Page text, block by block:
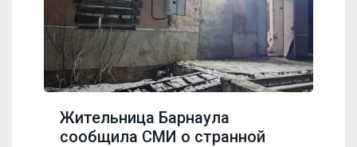
Жительница Барнаула
сообщила СМИ о странной